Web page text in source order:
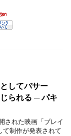
してバサー
られる ─ パキ
された映画「ブレイ
て制作が発表されて